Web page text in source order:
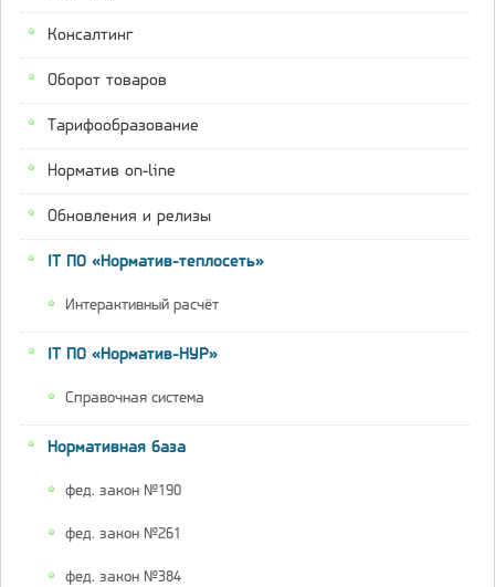
Консалтинг
Оборот товаров
Тарифообразование
Норматив on-line
Обновления и релизы
IT ПО «Норматив-теплосеть»
Интерактивный расчёт
IT ПО «Норматив-НУР»
Справочная система
Нормативная база
фед. закон №190
фед. закон №261
фед. закон №384